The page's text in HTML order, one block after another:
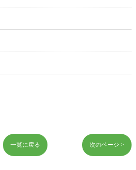
一覧に戻る 次のページ >